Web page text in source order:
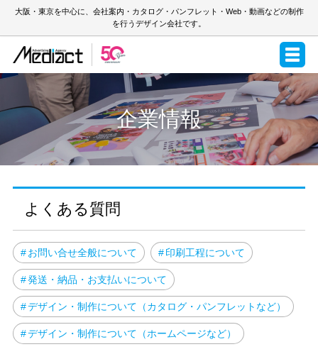
大阪・東京を中心に、会社案内・カタログ・パンフレット・Web・動画などの制作
を行うデザイン会社です。
企業情報
よくある質問
お問い合せ全般について 印刷工程について
発送・納品・お支払いについて
デザイン・制作について（カタログ・パンフレットなど）
デザイン・制作について（ホームページなど）